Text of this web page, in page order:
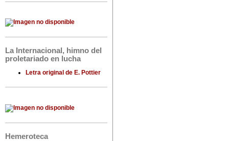
La Internacional, himno del
proletariado en lucha
Letra original de E. Pottier
Hemeroteca